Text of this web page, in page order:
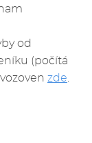
od
(počítá
zde